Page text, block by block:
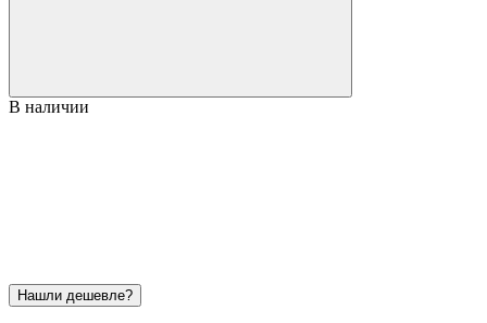
В наличии
Нашли дешевле?